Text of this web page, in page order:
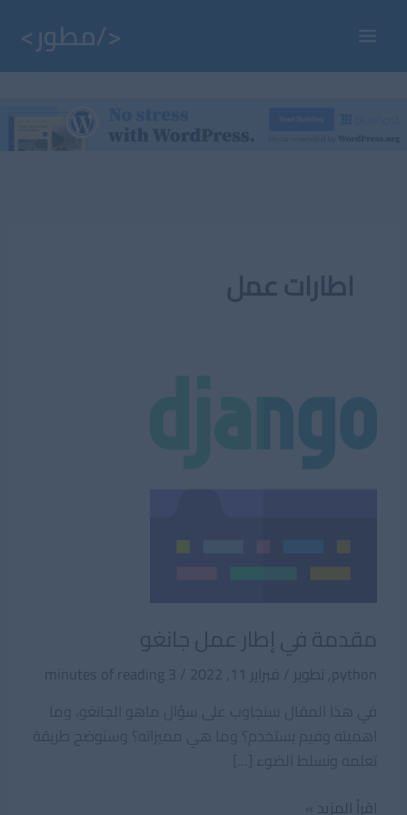
Main
اطارات عمل
مقدمة في إطار عمل جانغو
python
,تطوير / فبراير 11, 2022 /
3 minutes of reading
مقدمة
اقرأ المزيد »